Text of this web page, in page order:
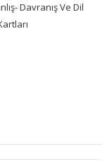
Davranış Ve Dil